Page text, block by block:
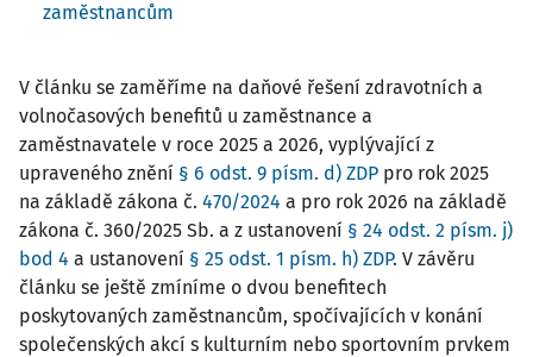
zaměstnancům
V článku se zaměříme na daňové řešení zdravotních a
volnočasových benefitů u zaměstnance a
zaměstnavatele v roce 2025 a 2026, vyplývající z
upraveného znění § 6 odst. 9 písm. d) ZDP pro rok 2025
na základě zákona č. 470/2024 a pro rok 2026 na základě
zákona č. 360/2025 Sb. a z ustanovení § 24 odst. 2 písm. j)
bod 4 a ustanovení § 25 odst. 1 písm. h) ZDP. V závěru
článku se ještě zmíníme o dvou benefitech
poskytovaných zaměstnancům, spočívajících v konání
společenských akcí s kulturním nebo sportovním prvkem